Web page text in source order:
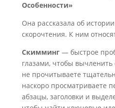
Особенности»
Она рассказала об
скорочтения. К ним
Скимминг— быстрое
глазами, чтобы
не прочитываете
наскоро просматриваете
абзацы, заголовки и